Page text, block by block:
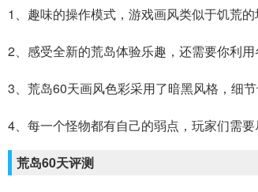
1、趣味的操作模式，游戏画风类似于饥荒的
2、感受全新的荒岛体验乐趣，还需要你利用
3、荒岛60天画风色彩采用了暗黑风格，细节
4、每一个怪物都有自己的弱点，玩家们需要
荒岛60天评测